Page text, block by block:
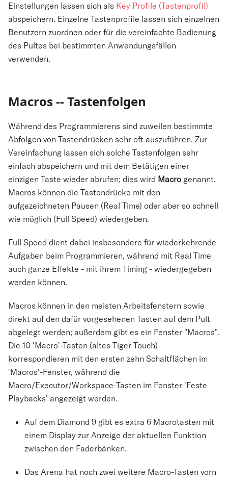
Einstellungen lassen sich als Key Profile (Tastenprofil)
abspeichern. Einzelne Tastenprofile lassen sich einzelnen
Benutzern zuordnen oder für die vereinfachte Bedienung
des Pultes bei bestimmten Anwendungsfällen
verwenden.
Macros -- Tastenfolgen
Während des Programmierens sind zuweilen bestimmte
Abfolgen von Tastendrücken sehr oft auszuführen. Zur
Vereinfachung lassen sich solche Tastenfolgen sehr
einfach abspeichern und mit dem Betätigen einer
einzigen Taste wieder abrufen; dies wird Macro genannt.
Macros können die Tastendrücke mit den
aufgezeichneten Pausen (Real Time) oder aber so schnell
wie möglich (Full Speed) wiedergeben.
Full Speed dient dabei insbesondere für wiederkehrende
Aufgaben beim Programmieren, während mit Real Time
auch ganze Effekte - mit ihrem Timing - wiedergegeben
werden können.
Macros können in den meisten Arbeitsfenstern sowie
direkt auf den dafür vorgesehenen Tasten auf dem Pult
abgelegt werden; außerdem gibt es ein Fenster "Macros".
Die 10 'Macro'-Tasten (altes Tiger Touch)
korrespondieren mit den ersten zehn Schaltflächen im
'Macros'-Fenster, während die
Macro/Executor/Workspace-Tasten im Fenster 'Feste
Playbacks' angezeigt werden.
Auf dem Diamond 9 gibt es extra 6 Macrotasten mit
einem Display zur Anzeige der aktuellen Funktion
zwischen den Faderbänken.
Das Arena hat noch zwei weitere Macro-Tasten vorn